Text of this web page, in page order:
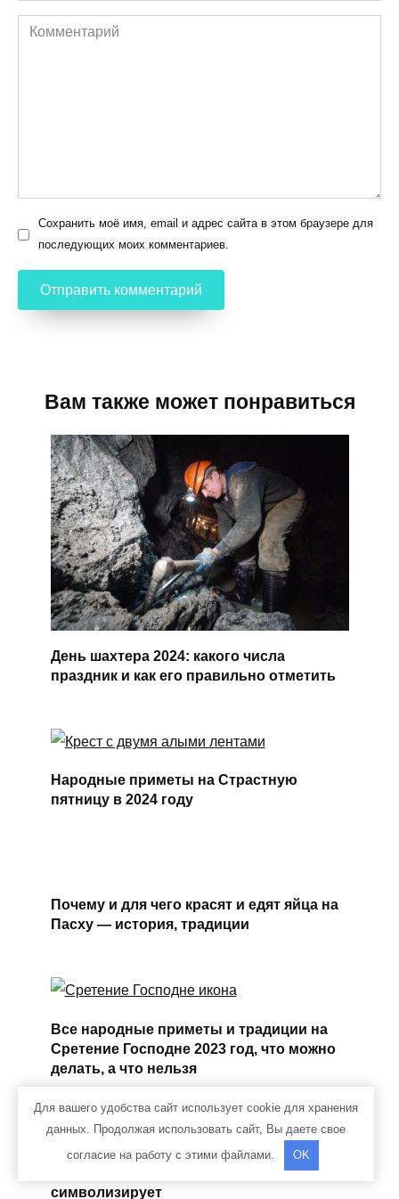
Комментарий
Сохранить моё имя, email и адрес сайта в этом браузере для
последующих моих комментариев.
Вам также может понравиться
День шахтера 2024: какого числа
праздник и как его правильно отметить
Народные приметы на Страстную
пятницу в 2024 году
Почему и для чего красят и едят яйца на
Пасху — история, традиции
Все народные приметы и традиции на
Сретение Господне 2023 год, что можно
делать, а что нельзя
Почему на Пасху пекут кулич и что он
символизирует
Для вашего удобства сайт использует cookie для хранения
данных. Продолжая использовать сайт, Вы даете свое
согласие на работу с этими файлами.
OK